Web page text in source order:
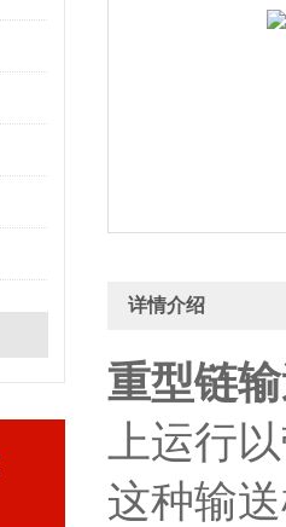
详情介绍
重型链
上运行
这种输